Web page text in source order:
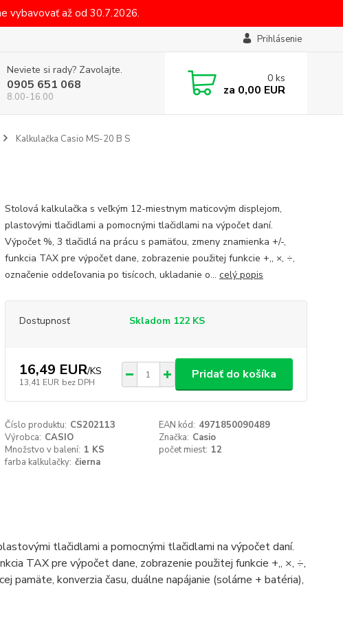
vybavovať až od 30.7.2026.
Prihlásenie
Neviete si rady? Zavolajte.
0905 651 068
8.00-16.00
0 ks
za 0,00 EUR
Kalkulačka Casio MS-20 B S
Stolová kalkulačka s veľkým 12-miestnym maticovým displejom,
plastovými tlačidlami a pomocnými tlačidlami na výpočet daní.
Výpočet %, 3 tlačidlá na prácu s pamäťou, zmeny znamienka +/-,
funkcia TAX pre výpočet dane, zobrazenie použitej funkcie +,, ×, ÷,
označenie oddeľovania po tisícoch, ukladanie o... celý popis
Dostupnosť Skladom 122 KS
16,49 EUR/KS
13,41 EUR bez DPH
Pridať do košíka
Číslo produktu: CS202113 EAN kód: 4971850090489
Výrobca: CASIO Značka: Casio
Množstvo v balení: 1 KS počet miest: 12
farba kalkulačky: čierna
tlačidlami a pomocnými tlačidlami na výpočet daní.
TAX pre výpočet dane, zobrazenie použitej funkcie +,, ×, ÷,
pamäte, konverzia času, duálne napájanie (solárne + batéria),